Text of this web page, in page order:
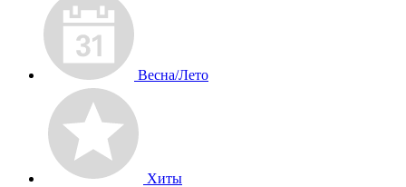
Весна/Лето
Хиты